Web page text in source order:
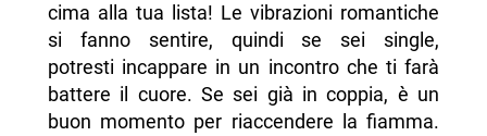
cima alla tua lista! Le vibrazioni romantiche
si fanno sentire, quindi se sei single,
potresti incappare in un incontro che ti farà
battere il cuore. Se sei già in coppia, è un
buon momento per riaccendere la fiamma.